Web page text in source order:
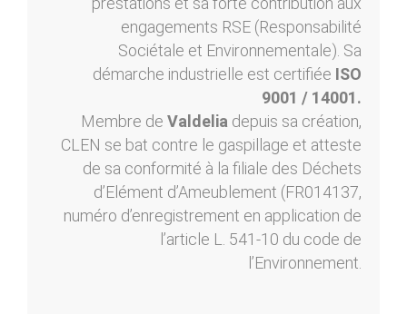
engagements RSE (Responsabilité
Sociétale et Environnementale). Sa
démarche industrielle est certifiée ISO
9001 / 14001.
Membre de Valdelia depuis sa création,
CLEN se bat contre le gaspillage et atteste
de sa conformité à la filiale des Déchets
d’Elément d’Ameublement (FR014137,
numéro d’enregistrement en application de
l’article L. 541-10 du code de
l’Environnement.